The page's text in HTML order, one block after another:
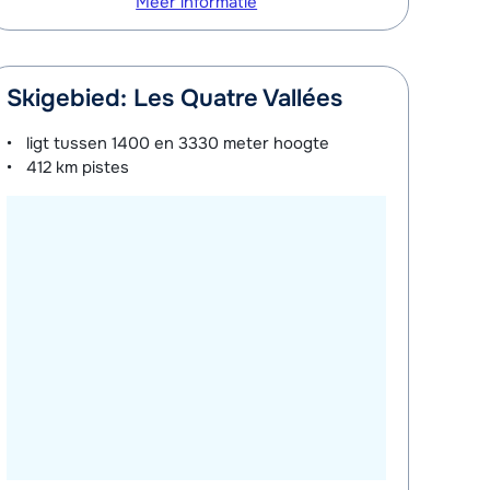
Skigebied: Les Quatre Vallées
ligt tussen1400 en 3330 meter hoogte
412 km pistes